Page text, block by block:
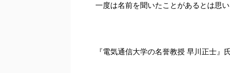
一度は名前を聞いたことがあるとは思い
『電気通信大学の名誉教授 早川正士』